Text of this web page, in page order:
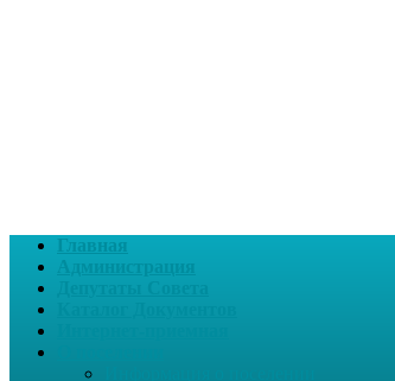
Главная
Администрация